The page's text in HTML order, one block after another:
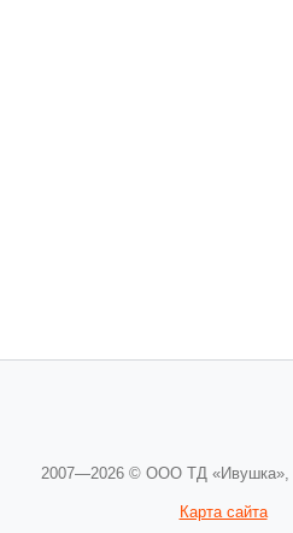
2007—2026 © ООО ТД «Ивушка»,
Карта сайта